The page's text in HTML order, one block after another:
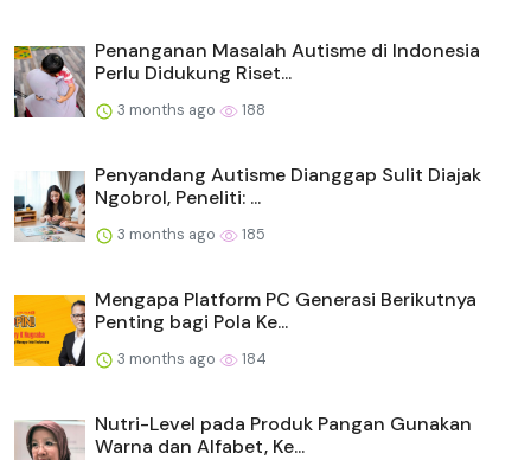
Penanganan Masalah Autisme di Indonesia
Perlu Didukung Riset...
3 months ago 188
Penyandang Autisme Dianggap Sulit Diajak
Ngobrol, Peneliti: ...
3 months ago 185
Mengapa Platform PC Generasi Berikutnya
Penting bagi Pola Ke...
3 months ago 184
Nutri-Level pada Produk Pangan Gunakan
Warna dan Alfabet, Ke...